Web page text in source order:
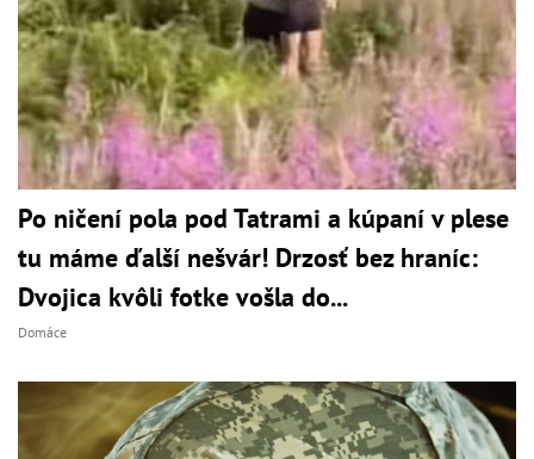
Po ničení pola pod Tatrami a kúpaní v plese
tu máme ďalší nešvár! Drzosť bez hraníc:
Dvojica kvôli fotke vošla do...
Domáce